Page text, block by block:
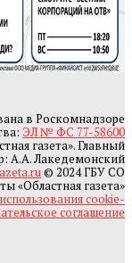
в Роскомнадзоре
ЭЛ № ФС 77-58600
газета». Главный
А.А. Лакедемонский
© 2024 ГБУ СО
«Областная газета»
cookie-
соглашение